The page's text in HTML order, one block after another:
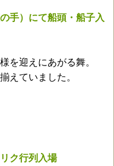
手）にて船頭・船子入
を迎えにあがる舞。
えていました。
ク行列入場